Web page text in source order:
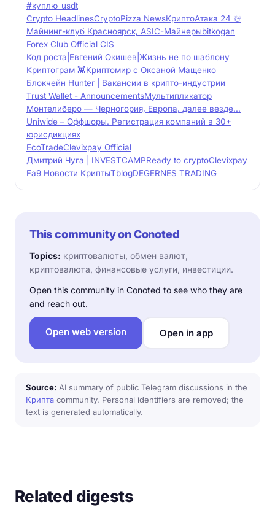
#куплю_usdt
Crypto HeadlinesCryptoPizza NewsКриптоАтака 24 ☃️
Майнинг-клуб Красноярск, ASIC-Майнерыbitkogan
Forex Club Official CIS
Код роста|Евгений Окишев|Жизнь не по шаблону
Криптограм 👾Криптомир с Оксаной Мащенко
Блокчейн Hunter | Вакансии в крипто-индустрии
Trust Wallet - AnnouncementsМультипликатор
Монтелиберо — Черногория, Европа, далее везде...
Uniwide – Оффшоры. Регистрация компаний в 30+
юрисдикциях
EcoTradeClevixpay Official
Дмитрий Чуга | INVESTCAMPReady to cryptoClevixpay
Fa9 Новости КриптыTblogDEGERNES TRADING
This community on Conoted
Topics: криптовалюты, обмен валют,
криптовалюта, финансовые услуги, инвестиции.
Open this community in Conoted to see who they are
and reach out.
Open web version Open in app
Source: AI summary of public Telegram discussions in the
Крипта community. Personal identifiers are removed; the
text is generated automatically.
Related digests